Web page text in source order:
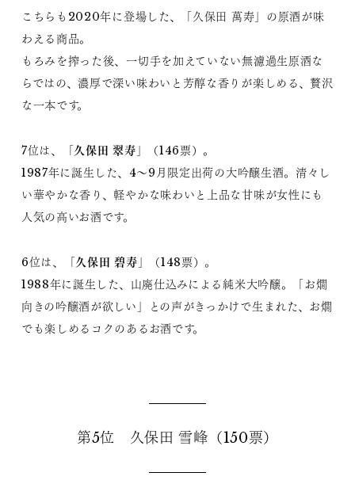
こちらも2020年に登場した、「久保田 萬寿」の原酒が味
わえる商品。
もろみを搾った後、一切手を加えていない無濾過生原酒な
らではの、濃厚で深い味わいと芳醇な香りが楽しめる、贅沢
な一本です。
7位は、「久保田 翠寿 」（146票）。
1987年に誕生した、4～9月限定出荷の大吟醸生酒。清々し
い華やかな香り、軽やかな味わいと上品な甘味が女性にも
人気の高いお酒です。
6位は、「久保田 碧寿 」（148票）。
1988年に誕生した、山廃仕込みによる純米大吟醸。「お燗
向きの吟醸酒が欲しい」との声がきっかけで生まれた、お燗
でも楽しめるコクのあるお酒です。
第5位 久保田 雪峰（150票）